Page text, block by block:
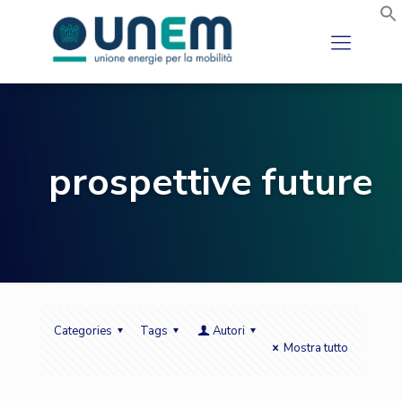
prospettive future
Categories Tags
Autori
Mostra tutto